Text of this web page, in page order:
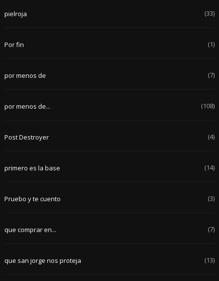
pielroja (33)
Por fin (1)
por menos de (7)
por menos de... (108)
Post Destroyer (4)
primero es la base (14)
Pruebo y te cuento (3)
que comprar en... (7)
que san jorge nos proteja (13)